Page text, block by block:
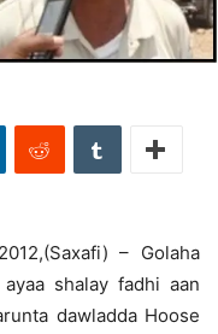
– Golaha
shalay fadhi aan
dawladda Hoose